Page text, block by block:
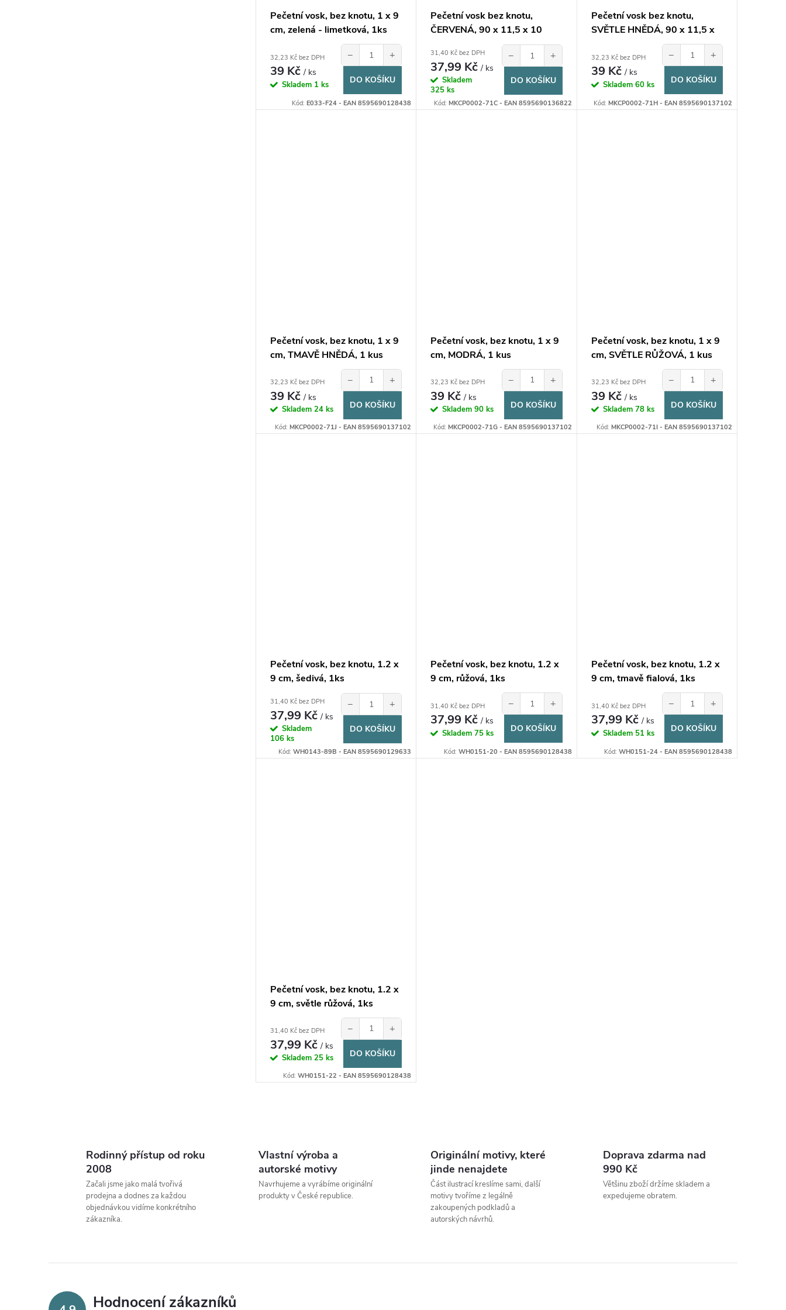
ů
t
Pečetní vosk, bez knotu, 1 x 9
cm, zelená - limetková, 1ks
32,23 Kč bez DPH
39 Kč/ ks
Skladem 1 ks
− +
DO KOŠÍKU
Kód:E033-F24 - EAN 8595690128438
Pečetní vosk bez knotu,
ČERVENÁ, 90 x 11,5 x 10
31,40 Kč bez DPH
37,99 Kč/ ks
Skladem
325 ks
− +
DO KOŠÍKU
Kód: MKCP0002-71C - EAN 8595690136822
Pečetní vosk bez knotu,
SVĚTLE HNĚDÁ, 90 x 11,5 x
32,23 Kč bez DPH
39 Kč/ ks
Skladem 60 ks
− +
DO KOŠÍKU
Kód: MKCP0002-71H - EAN 8595690137102
Pečetní vosk, bez knotu, 1 x 9
cm, TMAVĚ HNĚDÁ, 1 kus
32,23 Kč bez DPH
39 Kč/ ks
Skladem 24 ks
− +
DO KOŠÍKU
Kód: MKCP0002-71J - EAN 8595690137102
Pečetní vosk, bez knotu, 1 x 9
cm, MODRÁ, 1 kus
32,23 Kč bez DPH
39 Kč/ ks
Skladem90 ks
− +
DO KOŠÍKU
Kód: MKCP0002-71G - EAN 8595690137102
Pečetní vosk, bez knotu, 1 x 9
cm, SVĚTLE RŮŽOVÁ, 1 kus
32,23 Kč bez DPH
39 Kč/ ks
Skladem 78 ks
− +
DO KOŠÍKU
Kód: MKCP0002-71I - EAN 8595690137102
Pečetní vosk, bez knotu, 1.2 x
9 cm, šedivá, 1ks
31,40 Kč bez DPH
37,99 Kč/ ks
Skladem
106 ks
− +
DO KOŠÍKU
Kód:WH0143-89B - EAN 8595690129633
Pečetní vosk, bez knotu, 1.2 x
9 cm, růžová, 1ks
31,40 Kč bez DPH
37,99 Kč/ ks
Skladem75 ks
− +
DO KOŠÍKU
Kód: WH0151-20 - EAN 8595690128438
Pečetní vosk, bez knotu, 1.2 x
9 cm, tmavě fialová, 1ks
31,40 Kč bez DPH
37,99 Kč/ ks
Skladem 51 ks
− +
DO KOŠÍKU
Kód: WH0151-24 - EAN 8595690128438
Pečetní vosk, bez knotu, 1.2 x
9 cm, světle růžová, 1ks
31,40 Kč bez DPH
37,99 Kč/ ks
Skladem 25 ks
− +
DO KOŠÍKU
Kód:WH0151-22 - EAN 8595690128438
v
l
á
c
Rodinný přístup od roku
2008
Začali jsme jako malá tvořivá
prodejna a dodnes za každou
objednávkou vidíme konkrétního
zákazníka.
Vlastní výroba a
autorské motivy
Navrhujeme a vyrábíme originální
produkty v České republice.
Originální motivy, které
jinde nenajdete
Část ilustrací kreslíme sami, další
motivy tvoříme z legálně
zakoupených podkladů a
autorských návrhů.
Doprava zdarma nad
990 Kč
Většinu zboží držíme skladem a
expedujeme obratem.
Hodnocení zákazníků